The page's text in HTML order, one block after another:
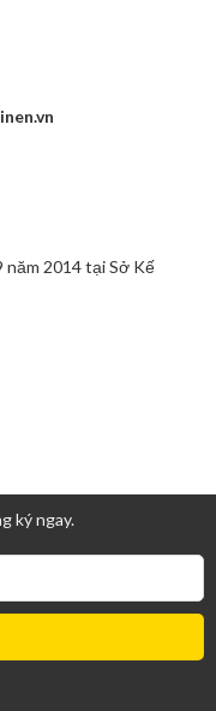
năm 2014 tại Sở Kế
ký ngay.